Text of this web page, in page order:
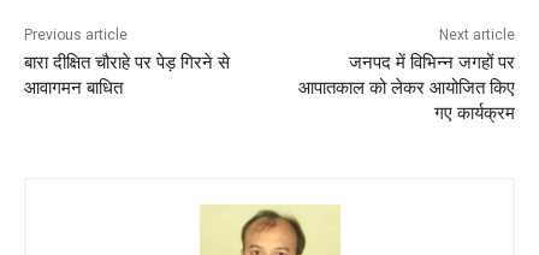
k
Previous article
बारा दीक्षित चौराहे पर पेड़ गिरने से
आवागमन बाधित
Next article
जनपद में विभिन्न जगहों पर
आपातकाल को लेकर आयोजित किए
गए कार्यक्रम